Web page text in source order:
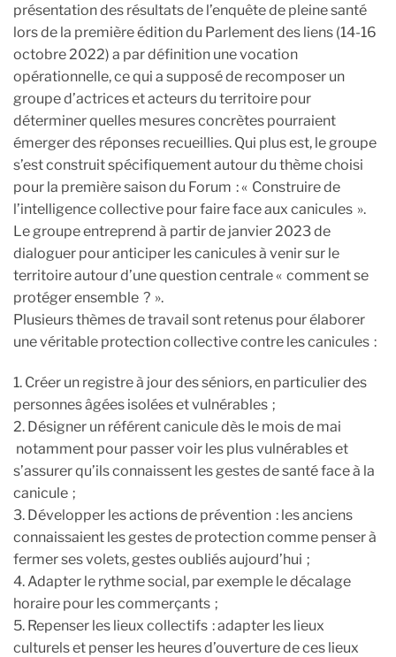
présentation des résultats de l’enquête de pleine santé
lors de la première édition du Parlement des liens (14-16
octobre 2022) a par définition une vocation
opérationnelle, ce qui a supposé de recomposer un
groupe d’actrices et acteurs du territoire pour
déterminer quelles mesures concrètes pourraient
émerger des réponses recueillies. Qui plus est, le groupe
s’est construit spécifiquement autour du thème choisi
pour la première saison du Forum : « Construire de
l’intelligence collective pour faire face aux canicules ».
Le groupe entreprend à partir de janvier 2023 de
dialoguer pour anticiper les canicules à venir sur le
territoire autour d’une question centrale « comment se
protéger ensemble ? ».
Plusieurs thèmes de travail sont retenus pour élaborer
une véritable protection collective contre les canicules :
1. Créer un registre à jour des séniors, en particulier des
personnes âgées isolées et vulnérables ;
2. Désigner un référent canicule dès le mois de mai
notamment pour passer voir les plus vulnérables et
s’assurer qu’ils connaissent les gestes de santé face à la
canicule ;
3. Développer les actions de prévention : les anciens
connaissaient les gestes de protection comme penser à
fermer ses volets, gestes oubliés aujourd’hui ;
4. Adapter le rythme social, par exemple le décalage
horaire pour les commerçants ;
5. Repenser les lieux collectifs : adapter les lieux
culturels et penser les heures d’ouverture de ces lieux